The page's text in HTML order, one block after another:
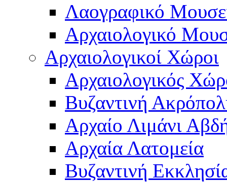
Λαογραφικό
Αρχαιολογικό
Αρχαιολογικοί Χώροι
Αρχαιολογικός
Βυζαντινή
Αρχαίο Λιμάνι
Αρχαία Λατομεία
Βυζαντινή